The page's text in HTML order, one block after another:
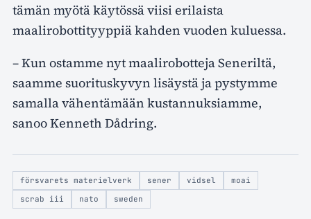
tämän myötä käytössä viisi erilaista
maalirobottityyppiä kahden vuoden kuluessa.
– Kun ostamme nyt maalirobotteja Seneriltä,
saamme suorituskyvyn lisäystä ja pystymme
samalla vähentämään kustannuksiamme,
sanoo Kenneth Dådring.
försvarets materielverk sener vidsel
moai
scrab iii
nato sweden